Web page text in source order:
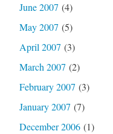
June 2007 (4)
May 2007 (5)
April 2007 (3)
March 2007 (2)
February 2007 (3)
January 2007 (7)
December 2006(1)